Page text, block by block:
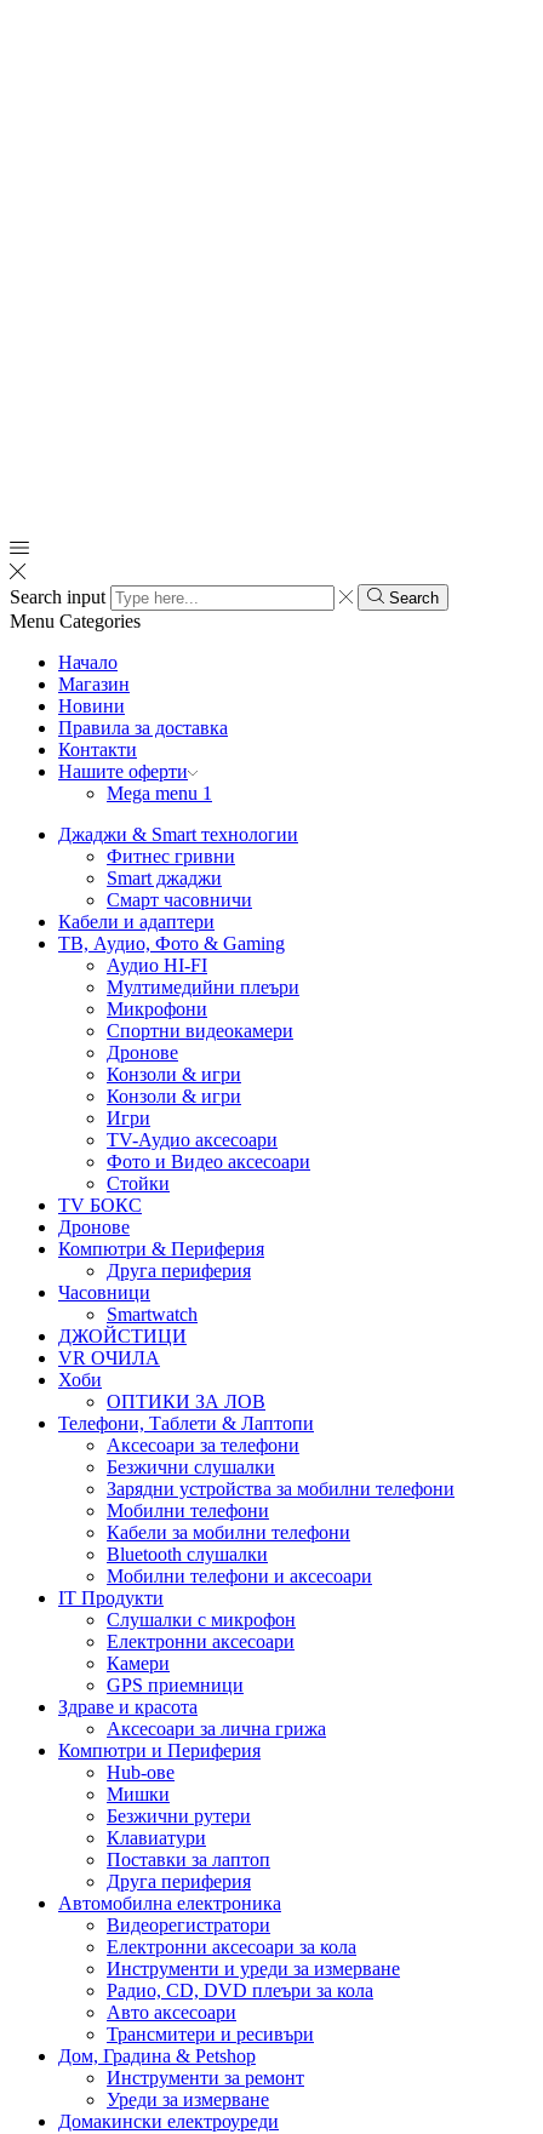
Search input Search
Menu Categories
Начало
Магазин
Новини
Правила за доставка
Контакти
Нашите оферти
Mega menu 1
Джаджи & Smart технологии
Фитнес гривни
Smart джаджи
Смарт часовничи
Кабели и адаптери
ТВ, Аудио, Фото & Gaming
Аудио HI-FI
Мултимедийни плеъри
Микрофони
Спортни видеокамери
Дронове
Конзоли & игри
Конзоли & игри
Игри
TV-Аудио аксесоари
Фото и Видео аксесоари
Стойки
TV БОКС
Дронове
Компютри & Периферия
Друга периферия
Часовници
Smartwatch
ДЖОЙСТИЦИ
VR ОЧИЛА
Хоби
ОПТИКИ ЗА ЛОВ
Телефони, Таблети & Лаптопи
Аксесоари за телефони
Безжични слушалки
Зарядни устройства за мобилни телефони
Мобилни телефони
Кабели за мобилни телефони
Bluetooth слушалки
Мобилни телефони и аксесоари
IT Продукти
Слушалки с микрофон
Електронни аксесоари
Камери
GPS приемници
Здраве и красота
Аксесоари за лична грижа
Компютри и Периферия
Hub-ове
Мишки
Безжични рутери
Клавиатури
Поставки за лаптоп
Друга периферия
Автомобилна електроника
Видеорегистратори
Електронни аксесоари за кола
Инструменти и уреди за измерване
Радио, CD, DVD плеъри за кола
Авто аксесоари
Трансмитери и ресивъри
Дом, Градина & Petshop
Инструменти за ремонт
Уреди за измерване
Домакински електроуреди